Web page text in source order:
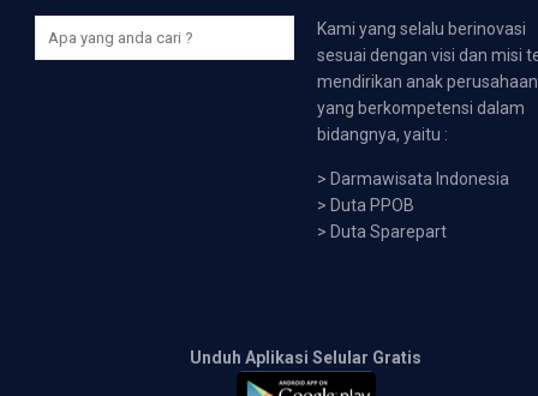
Kami yang selalu berinovasi
sesuai dengan visi dan misi
mendirikan anak perusahaan
yang berkompetensi dalam
bidangnya, yaitu :
> Darmawisata Indonesia
> Duta PPOB
> Duta Sparepart
Unduh Aplikasi Selular Gratis